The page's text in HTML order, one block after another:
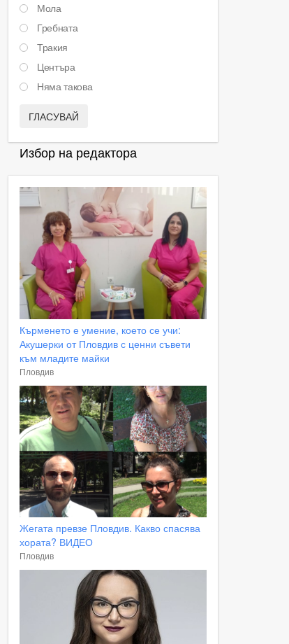
Мола
Гребната
Тракия
Центъра
Няма такова
ГЛАСУВАЙ
Избор на редактора
Кърменето е умение, което се учи:
Акушерки от Пловдив с ценни съвети
към младите майки
Пловдив
Жегата превзе Пловдив. Какво спасява
хората? ВИДЕО
Пловдив